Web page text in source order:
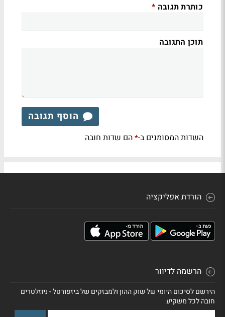
כותרת תגובה *
תוכן התגובה
הוסף תגובה
השדות המסומנים ב-*הם שדות חובה
הורדת אפליקציה
הרשמה לדיוור
הירשם לסיכום היומי של שוק ההון ולמבזקים של ביזפורטל - ניוזלטרים
חובה לכל משקיע